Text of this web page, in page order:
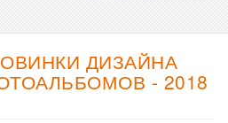
ДИЗАЙНА
- 2018